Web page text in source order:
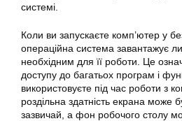
системі.
Коли ви запускаєте комп’ютер у
операційна система завантажує
необхідним для її роботи. Це
доступу до багатьох програм і
використовуєте під час роботи з
роздільна здатність екрана може
зазвичай, а фон робочого столу